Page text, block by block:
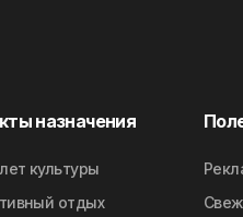
назначения
культуры
отдых